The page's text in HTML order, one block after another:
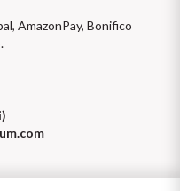
AmazonPay, Bonifico